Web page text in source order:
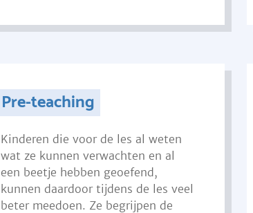
Pre-teaching
Kinderen die voor de les al weten
wat ze kunnen verwachten en al
een beetje hebben geoefend,
kunnen daardoor tijdens de les veel
beter meedoen. Ze begrijpen de